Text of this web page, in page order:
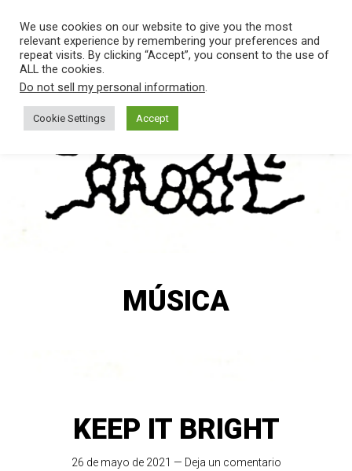
AL
CONTENIDO.
THE
OF THE
RABBIT
de
MÚSICA
KEEP IT BRIGHT
26 de mayo de 2021 — Deja un comentario
We use cookies on our website to give you the most
relevant experience by remembering your preferences and
repeat visits. By clicking “Accept”, you consent to the use of
ALL the cookies.
Do not sell my personal information.
Cookie Settings Accept